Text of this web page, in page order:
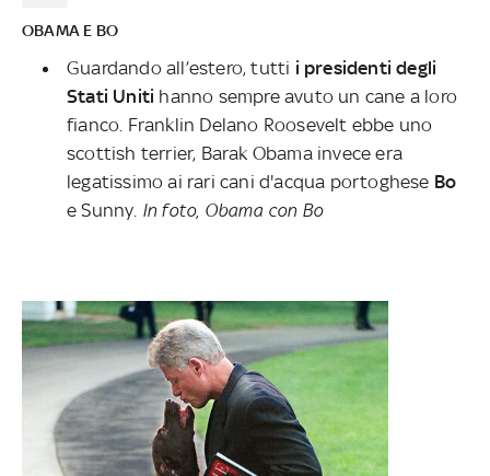
OBAMA E BO
Guardando all’estero, tutti i presidenti degli
Stati Uniti hanno sempre avuto un cane a loro
fianco. Franklin Delano Roosevelt ebbe uno
scottish terrier, Barak Obama invece era
legatissimo ai rari cani d'acqua portoghese Bo
e Sunny. In foto, Obama con Bo